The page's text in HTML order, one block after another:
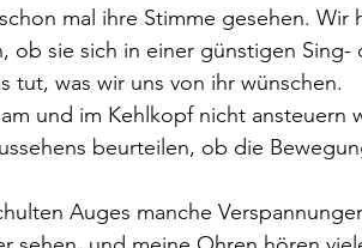
mal ihre Stimme gesehen. Wir
ob sie sich in einer günstigen Sing-
was wir uns von ihr wünschen.
und im Kehlkopf nicht ansteuern
beurteilen, ob die
Auges manche